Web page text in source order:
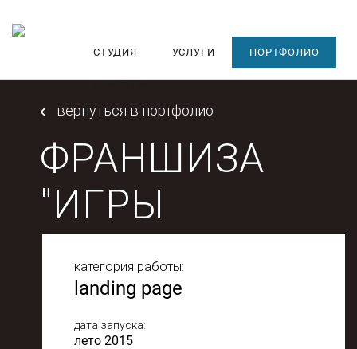
СТУДИЯ УСЛУГИ ПОРТФОЛИО
КЛИЕНТЫ
вернуться в портфолио
ФРАНШИЗА
"ИГРЫ
РАЗУМА"
категория работы:
landing page
дата запуска:
лето 2015